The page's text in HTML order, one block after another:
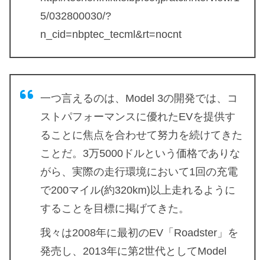
5/032800030/?
n_cid=nbptec_tecml&rt=nocnt
一つ言えるのは、Model 3の開発では、コ
ストパフォーマンスに優れたEVを提供す
ることに焦点を合わせて努力を続けてきた
ことだ。3万5000ドルという価格でありな
がら、実際の走行環境において1回の充電
で200マイル(約320km)以上走れるように
することを目標に掲げてきた。
我々は2008年に最初のEV「Roadster」を
発売し、2013年に第2世代としてModel